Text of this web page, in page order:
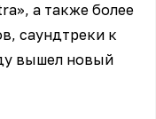
а также более
саундтреки к
вышел новый